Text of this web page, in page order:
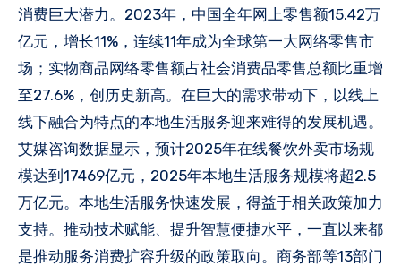
消费巨大潜力。2023年，中国全年网上零售额15.42万
亿元，增长11%，连续11年成为全球第一大网络零售市
场；实物商品网络零售额占社会消费品零售总额比重增
至27.6%，创历史新高。在巨大的需求带动下，以线上
线下融合为特点的本地生活服务迎来难得的发展机遇。
艾媒咨询数据显示，预计2025年在线餐饮外卖市场规
模达到17469亿元，2025年本地生活服务规模将超2.5
万亿元。本地生活服务快速发展，得益于相关政策加力
支持。推动技术赋能、提升智慧便捷水平，一直以来都
是推动服务消费扩容升级的政策取向。商务部等13部门